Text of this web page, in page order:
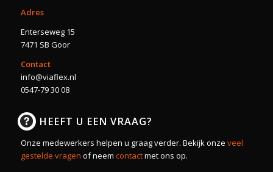
Adres
Enterseweg 15
7471 SB Goor
Contact
info@viaflex.nl
0547-79 30 08
HEEFT U EEN VRAAG?
Onze medewerkers helpen u graag verder. Bekijk onze veel
gestelde vragen of neem contactmet ons op.